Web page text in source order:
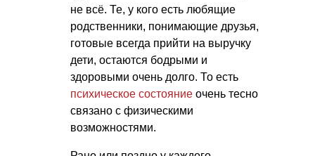
не всё. Те, у кого есть любящие
родственники, понимающие друзья,
готовые всегда прийти на выручку
дети, остаются бодрыми и
здоровыми очень долго. То есть
психическое состояние очень тесно
связано с физическими
возможностями.